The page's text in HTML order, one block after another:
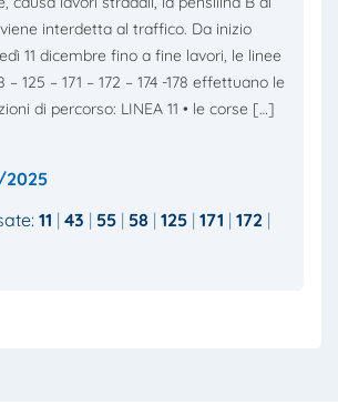
interdetta al traffico. Da inizio
11 dicembre fino a fine lavori, le linee
– 125 – 171 – 172 – 174 -178 effettuano le
di percorso: LINEA 11 • le corse […]
2025
11 43 55 58 125 171 172